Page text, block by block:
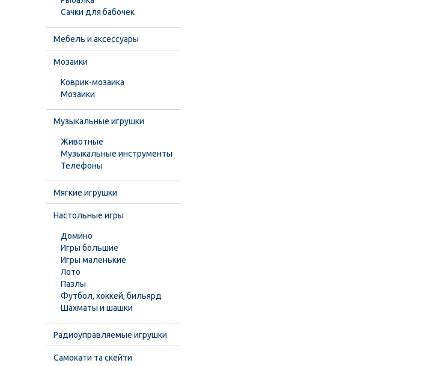
Сачки для бабочек
Мебель и аксессуары
Мозаики
Коврик-мозаика
Мозаики
Музыкальные игрушки
Животные
Музыкальные инструменты
Телефоны
Мягкие игрушки
Настольные игры
Домино
Игры большие
Игры маленькие
Лото
Пазлы
Футбол, хоккей, бильярд
Шахматы и шашки
Радиоуправляемые игрушки
Самокати та скейти